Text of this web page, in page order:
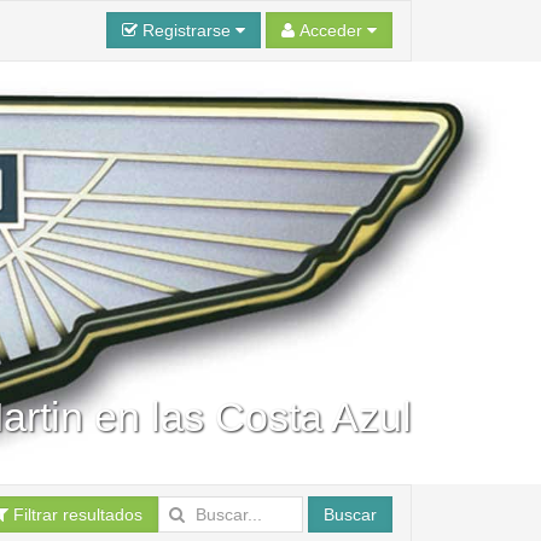
Registrarse Acceder
en las Costa Azul
Filtrar resultados Buscar